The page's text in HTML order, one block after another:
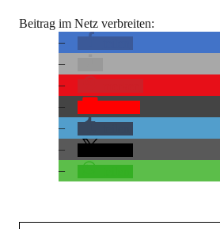
Beitrag im Netz verbreiten: